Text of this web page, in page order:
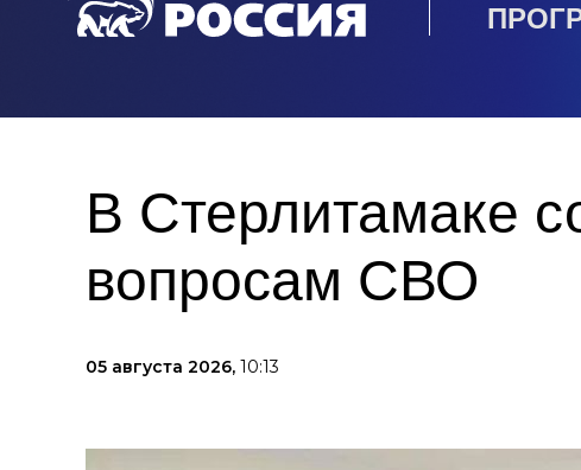
В Стерлитамаке
вопросам СВО
05 августа 2026, 10:13